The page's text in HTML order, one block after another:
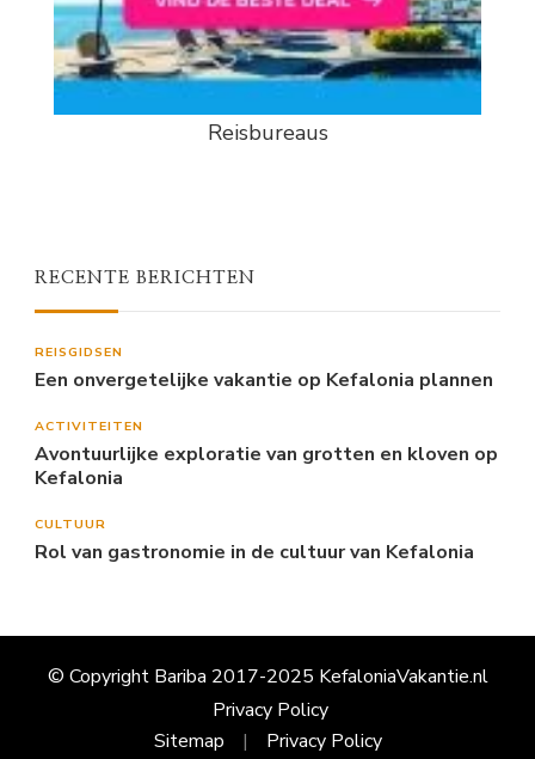
Reisbureaus
RECENTE BERICHTEN
REISGIDSEN
Een onvergetelijke vakantie op Kefalonia plannen
ACTIVITEITEN
Avontuurlijke exploratie van grotten en kloven op
Kefalonia
CULTUUR
Rol van gastronomie in de cultuur van Kefalonia
© Copyright Bariba 2017-2025 KefaloniaVakantie.nl
Privacy Policy
Sitemap
Privacy Policy